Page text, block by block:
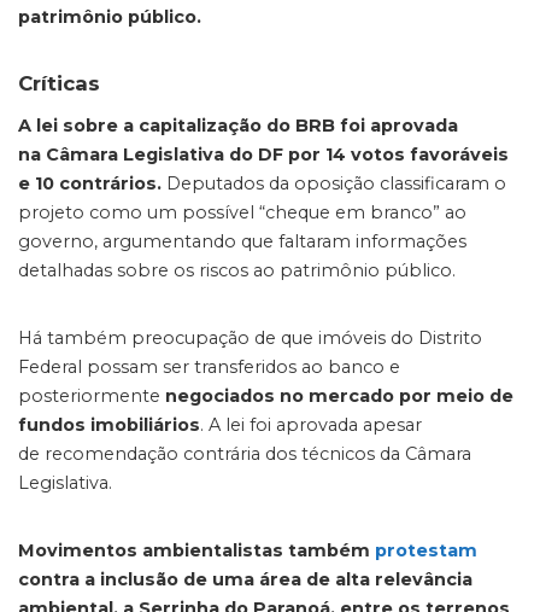
patrimônio público.
Críticas
A lei sobre a capitalização do BRB foi aprovada
na Câmara Legislativa do DF por 14 votos favoráveis
e 10 contrários. Deputados da oposição classificaram o
projeto como um possível “cheque em branco” ao
governo, argumentando que faltaram informações
detalhadas sobre os riscos ao patrimônio público.
Há também preocupação de que imóveis do Distrito
Federal possam ser transferidos ao banco e
posteriormente negociados no mercado por meio de
fundos imobiliários. A lei foi aprovada apesar
de recomendação contrária dos técnicos da Câmara
Legislativa.
Movimentos ambientalistas também protestam
contra a inclusão de uma área de alta relevância